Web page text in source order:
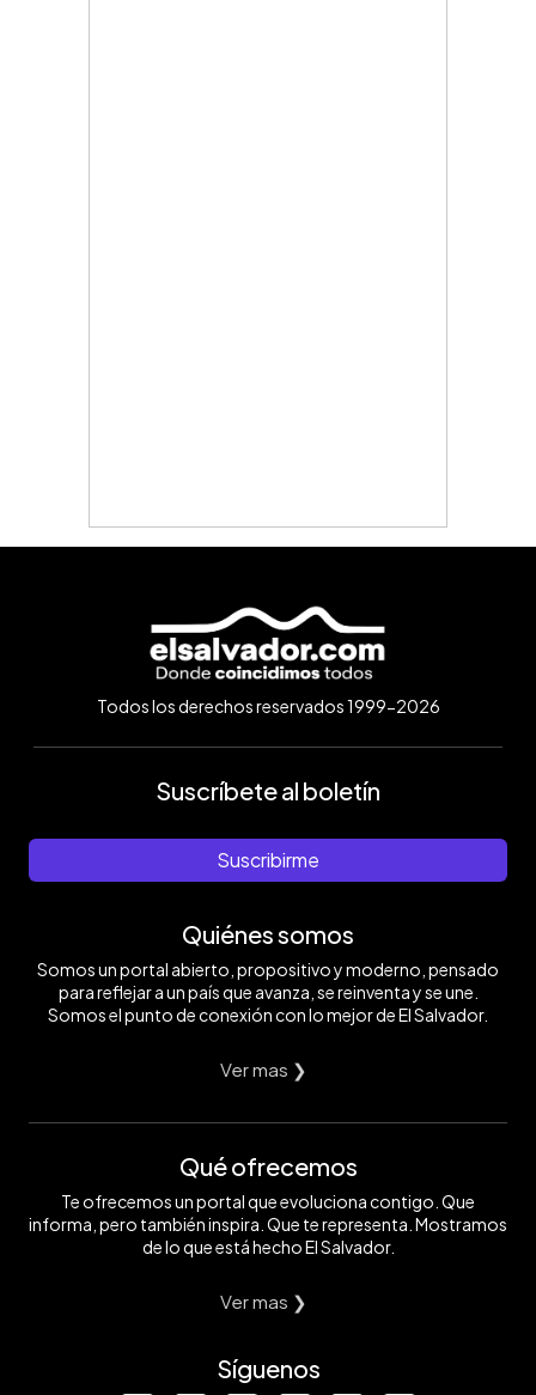
Todos los derechos reservados 1999-2026
Suscríbete al boletín
Suscribirme
Quiénes somos
Somos un portal abierto, propositivo y moderno, pensado
para reflejar a un país que avanza, se reinventa y se une.
Somos el punto de conexión con lo mejor de El Salvador.
Ver mas ❯
Qué ofrecemos
Te ofrecemos un portal que evoluciona contigo. Que
informa, pero también inspira. Que te representa. Mostramos
de lo que está hecho El Salvador.
Ver mas ❯
Síguenos